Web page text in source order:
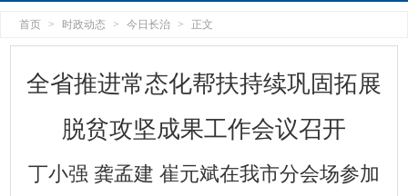
首页 > 时政动态 > 今日长治 > 正文
全省推进常态化帮扶持续巩固拓展
脱贫攻坚成果工作会议召开
丁小强 龚孟建 崔元斌在我市分会场参加